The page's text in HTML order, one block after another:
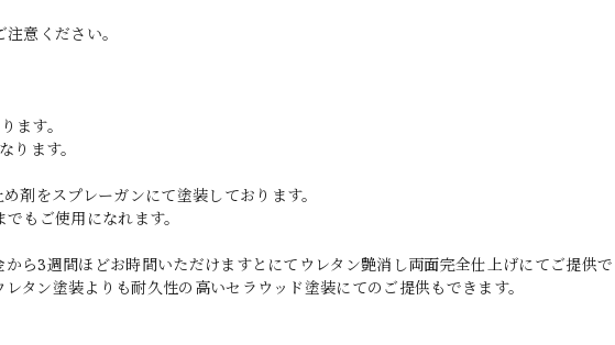
意ください。
ます。
ます。
剤をスプレーガンにて塗装しております。
もご使用になれます。
ら3週間ほどお時間いただけますとにてウレタン艶消し両面完全仕上げにてご提供
タン塗装よりも耐久性の高いセラウッド塗装にてのご提供もできます。